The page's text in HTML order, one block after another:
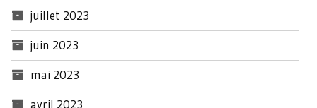
juillet 2023
juin 2023
mai 2023
avril 2023